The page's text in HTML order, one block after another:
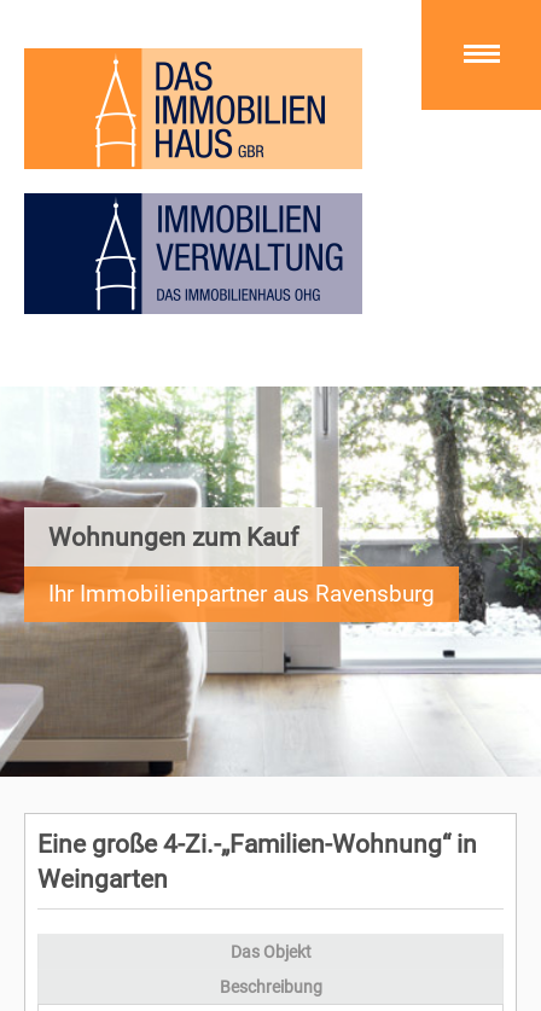
Wohnungen zum Kauf
Ihr Immobilienpartner aus Ravensburg
Eine große 4-Zi.-„Familien-Wohnung“ in
Weingarten
Das Objekt
Beschreibung